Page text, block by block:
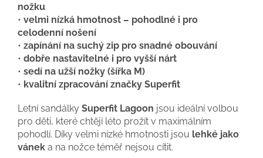
nožku
• velmi nízká hmotnost – pohodlné i pro
celodenní nošení
• zapínání na suchý zip pro snadné obouvání
• dobře nastavitelné i pro vyšší nárt
• sedí na užší nožky (šířka M)
• kvalitní zpracování značky Superfit
Letní sandálky Superfit Lagoon jsou ideální volbou
pro děti, které chtějí léto prožít v maximálním
pohodlí. Díky velmi nízké hmotnosti jsou lehké jako
vánek a na nožce téměř nejsou cítit.